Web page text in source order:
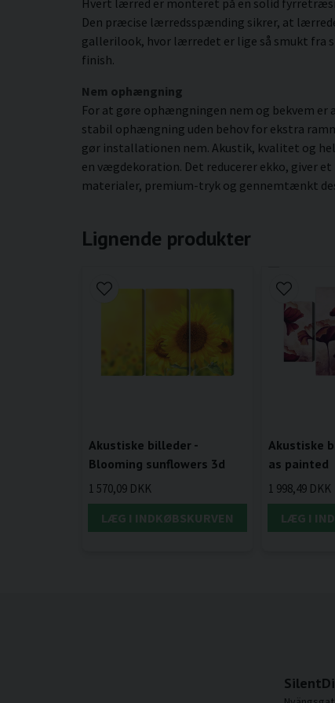
Den præcise lærredsspænding sikrer, at
gallerilook, hvor lærredet er lige så smukt fra
finish.
Nem ophængning
For at gøre ophængningen nem og bekvem
stabil ophængning uden behov for ekstra
gør installationen nem. Akustik, kvalitet og
en vægdekoration. Det reducerer ekko, giver
materialer, premium-tryk og gennemtænkt
Lignende produkter
Akustiske billeder -
Blooming sunflowers 3d
1 570,09 DKK
LÆG I INDKØBSKURVEN
Akustiske
as painted
1 998,49 DKK
LÆG I